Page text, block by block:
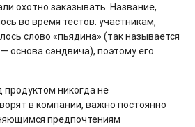
охотно заказывать. Название,
во время тестов: участникам,
слово «пьядина» (так называется
основа сэндвича), поэтому его
продуктом никогда не
в компании, важно постоянно
предпочтениям